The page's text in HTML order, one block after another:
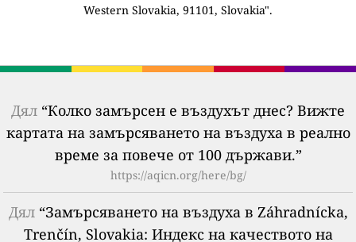
Western Slovakia, 91101, Slovakia".
Дял “Колко замърсен е въздухът днес? Вижте
картата на замърсяването на въздуха в реално
време за повече от 100 държави.”
https://aqicn.org/here/bg/
Дял“Замърсяването на въздуха в Záhradnícka,
Trenčín, Slovakia: Индекс на качеството на